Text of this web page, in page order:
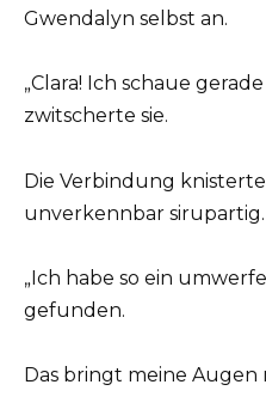
Gwendalyn selbst an.
„Clara! Ich schaue
zwitscherte sie.
Die Verbindung
unverkennbar sirupartig.
„Ich habe so ein
gefunden.
Das bringt meine